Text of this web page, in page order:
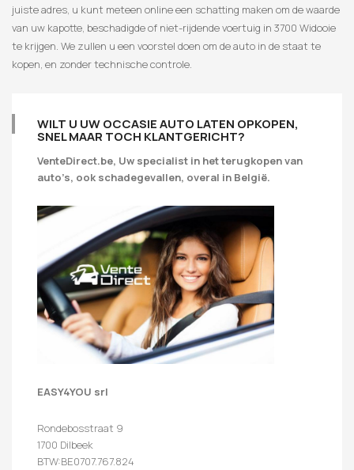
juiste adres, u kunt meteen online een schatting maken om de waarde
van uw kapotte, beschadigde of niet-rijdende voertuig in 3700 Widooie
te krijgen. We zullen u een voorstel doen om de auto in de staat te
kopen, en zonder technische controle.
WILT U UW OCCASIE AUTO LATEN OPKOPEN,
SNEL MAAR TOCH KLANTGERICHT?
VenteDirect.be, Uw specialist in het terugkopen van
auto’s, ook schadegevallen, overal in België.
EASY4YOU srl
Rondebosstraat 9
1700 Dilbeek
BTW:BE0707.767.824